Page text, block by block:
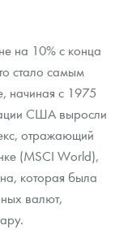
на 10% с конца
стало самым
начиная с 1975
США выросли
отражающий
(MSCI World),
которая была
валют,